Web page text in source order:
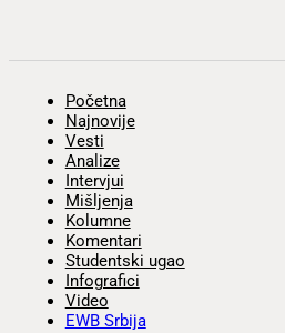
Početna
Najnovije
Vesti
Analize
Intervjui
Mišljenja
Kolumne
Komentari
Studentski ugao
Infografici
Video
EWB Srbija